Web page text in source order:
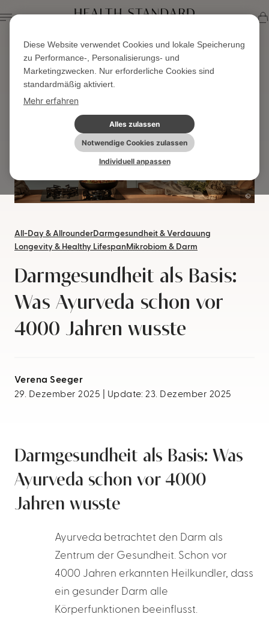
Aktuelle Seite
All-Day & AllrounderDarmgesundheit & Verdauung
Longevity & Healthy Lifespan Mikrobiom & Darm
Darmgesundheit als Basis:
Was Ayurveda schon vor
4000 Jahren wusste
Verena Seeger
29. Dezember 2025 | Update: 23. Dezember 2025
Darmgesundheit als Basis: Was
Ayurveda schon vor 4000
Jahren wusste
Ayurveda betrachtet den Darm als
Zentrum der Gesundheit. Schon vor
4000 Jahren erkannten Heilkundler, dass
ein gesunder Darm alle
Körperfunktionen beeinflusst.
Diese Website verwendet Cookies und lokale Speicherung
zu Performance-, Personalisierungs- und
Marketingzwecken. Nur erforderliche Cookies sind
standardmäßig aktiviert.
Mehr erfahren
Alles zulassen
Notwendige Cookies zulassen
Individuell anpassen